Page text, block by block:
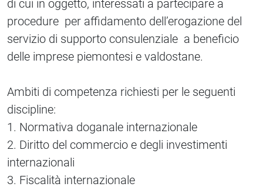
di cui in oggetto, interessati a partecipare a
procedure per affidamento dell’erogazione del
servizio di supporto consulenziale a beneficio
delle imprese piemontesi e valdostane.
Ambiti di competenza richiesti per le seguenti
discipline:
1. Normativa doganale internazionale
2. Diritto del commercio e degli investimenti
internazionali
3. Fiscalità internazionale